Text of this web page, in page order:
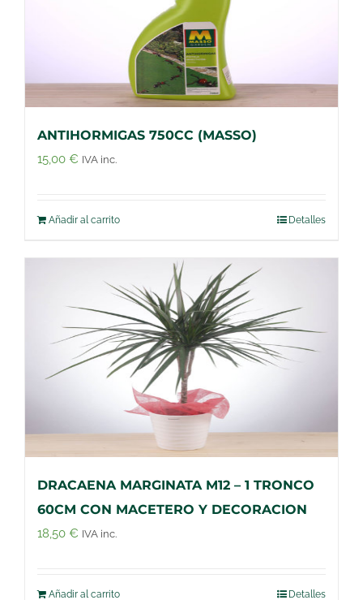
ANTIHORMIGAS 750CC (MASSO)
15,00 € IVA inc.
Añadir al carrito Detalles
DRACAENA MARGINATA M12 – 1 TRONCO
60CM CON MACETERO Y DECORACION
18,50 € IVA inc.
Añadir al carrito Detalles